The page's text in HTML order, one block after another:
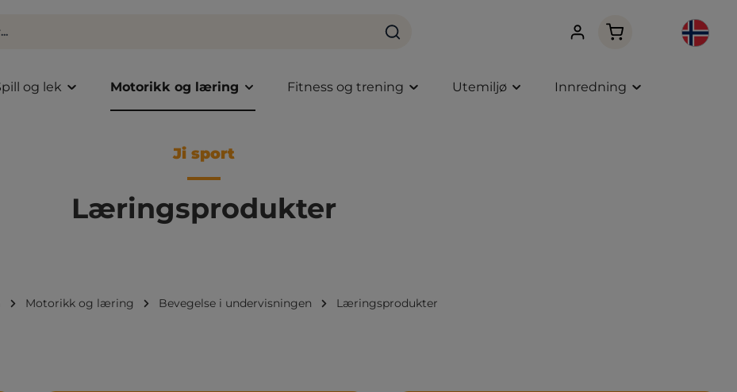
Handlekurven
og lek Motorikk og læring Fitness og trening Utemiljø Innredning
Ji sport
Læringsprodukter
Motorikk og læring Bevegelse i undervisningen Læringsprodukter